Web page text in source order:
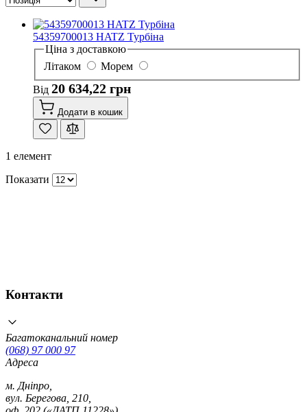
54359700013 HATZ Турбіна
Ціна з доставкою
Літаком
Морем
Від 20 634,22 грн
Додати в кошик
1 елемент
Показати
Контакти
Багатоканальний номер
(068) 97 000 97
Адреса
м. Дніпро,
вул. Берегова, 210,